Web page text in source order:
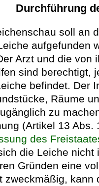
Durchführung
soll an
aufgefunden
Arzt und die von
sind berechtigt,
befindet. Der
Räume
zu
(Artikel 13 Abs.
des
die Leiche
Gründen eine
zweckmäßig, kann